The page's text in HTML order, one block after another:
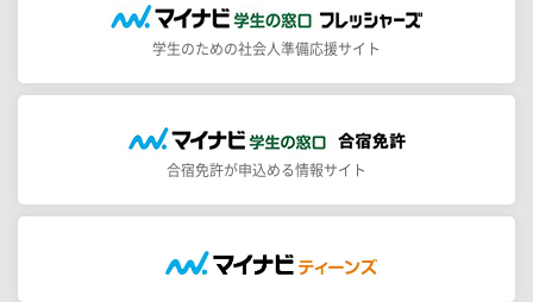
学生のための社会人準備応援サイト
合宿免許が申込める情報サイト